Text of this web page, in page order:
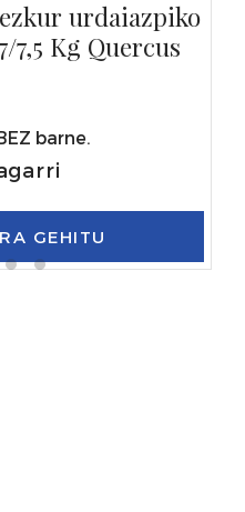
urdaiazpiko
7,5 Kg Quercus
barne.
GEHITU